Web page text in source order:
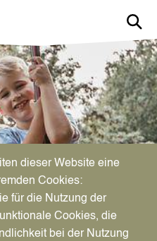
dieser Website eine
Cookies:
für die Nutzung der
Cookies, die
bei der Nutzung